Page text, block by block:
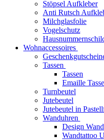
Stöpsel Aufkleber
Anti Rutsch
Milchglasfolie
Vogelschutz
Wohnaccessoires
Tassen
Tassen
Emaille
Turnbeutel
Jutebeutel
Jutebeutel in
Wanduhren
Design
Wandtattoo